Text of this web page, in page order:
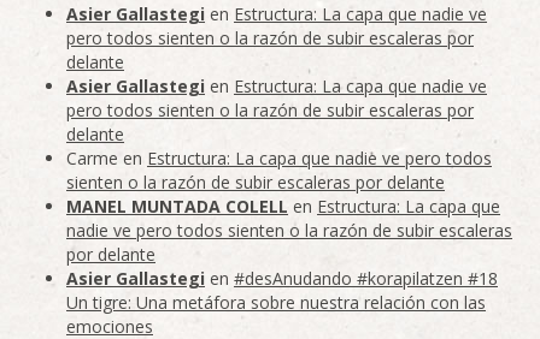
Asier Gallastegi en Estructura: La capa que nadie ve
pero todos sienten o la razón de subir escaleras por
delante
Asier Gallastegi en Estructura: La capa que nadie ve
pero todos sienten o la razón de subir escaleras por
delante
Carme en Estructura: La capa que nadie ve pero todos
sienten o la razón de subir escaleras por delante
MANEL MUNTADA COLELL en Estructura: La capa que
nadie ve pero todos sienten o la razón de subir escaleras
por delante
Asier Gallastegi en #desAnudando #korapilatzen #18
Un tigre: Una metáfora sobre nuestra relación con las
emociones